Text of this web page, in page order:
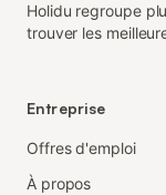
Holidu regroupe
trouver les
Entreprise
Offres d'emploi
À propos